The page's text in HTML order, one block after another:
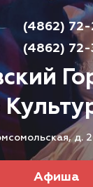
д.
Афиша
(4862) 72-
(4862) 72-